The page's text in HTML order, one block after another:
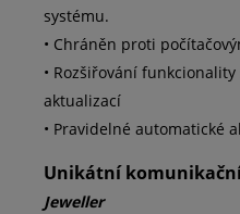
systému.
• Chráněn proti
• Rozšiřování
aktualizací
• Pravidelné automatické
Unikátní
Jeweller